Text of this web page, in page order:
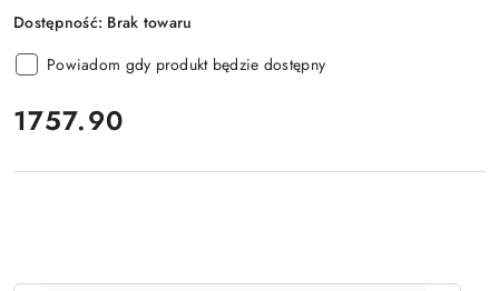
Dostępność: Brak towaru
Powiadom gdy produkt będzie dostępny
cena:
1757.90